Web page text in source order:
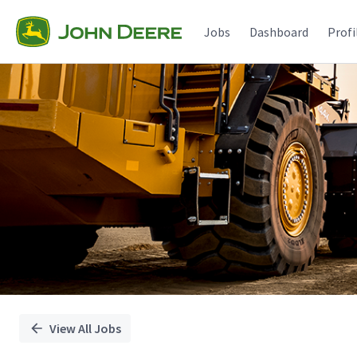
Jobs Dashboard
Single
Position
View All Jobs